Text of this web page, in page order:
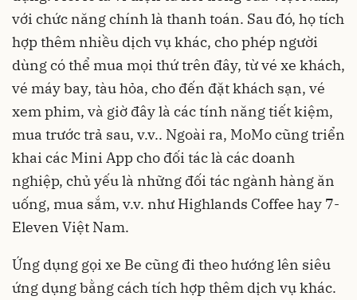
với chức năng chính là thanh toán. Sau đó, họ tích
hợp thêm nhiều dịch vụ khác, cho phép người
dùng có thể mua mọi thứ trên đây, từ vé xe khách,
vé máy bay, tàu hỏa, cho đến đặt khách sạn, vé
xem phim, và giờ đây là các tính năng tiết kiệm,
mua trước trả sau, v.v.. Ngoài ra, MoMo cũng triển
khai các Mini App cho đối tác là các doanh
nghiệp, chủ yếu là những đối tác ngành hàng ăn
uống, mua sắm, v.v. như Highlands Coffee hay 7-
Eleven Việt Nam.
Ứng dụng gọi xe Be cũng đi theo hướng lên siêu
ứng dụng bằng cách tích hợp thêm dịch vụ khác.